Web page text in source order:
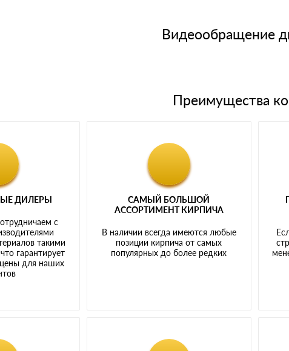
платежи с сайта по следующим банковским картамВидеообращение
Преимущества
ДИЛЕРЫ
с
такими
гарантирует
для наших
САМЫЙ БОЛЬШОЙ
АССОРТИМЕНТ КИРПИЧА
В наличии всегда имеются любые
позиции кирпича от самых
популярных до более редких